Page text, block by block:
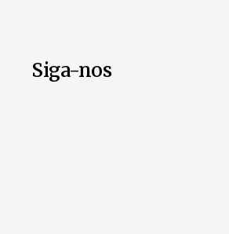
Siga-nos